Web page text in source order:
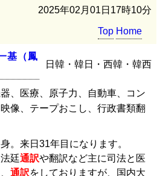
2025年02月01日17時10分
Top Home
基 （鳳
日韓・韓日・西韓・韓西
、医療、原子力、自動車、コン
像、テープおこし、行政書類翻
。来日31年目になります。
廷通訳や翻訳など主に司法と医
通訳をしておりますが、国内大